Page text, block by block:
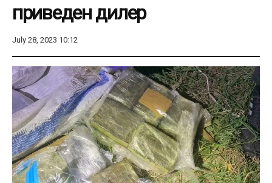
приведен дилер
July 28, 2023 10:12